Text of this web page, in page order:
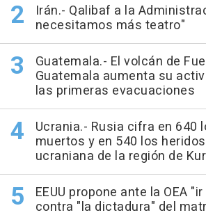
Irán.- Qalibaf a la
necesitamos más teatro"
Guatemala.- El volcán de
Guatemala aumenta su
las primeras evacuaciones
Ucrania.- Rusia cifra en 640
muertos y en 540 los
ucraniana de la región de
EEUU propone ante la OEA
contra "la dictadura" del